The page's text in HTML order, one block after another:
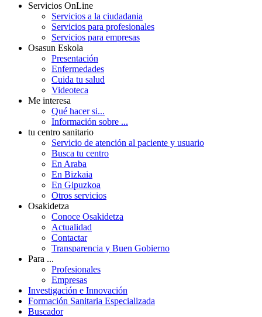
Servicios OnLine
Servicios a la ciudadania
Servicios para profesionales
Servicios para empresas
Osasun Eskola
Presentación
Enfermedades
Cuida tu salud
Videoteca
Me interesa
Qué hacer si...
Información sobre ...
tu centro sanitario
Servicio de atención al paciente y usuario
Busca tu centro
En Araba
En Bizkaia
En Gipuzkoa
Otros servicios
Osakidetza
Conoce Osakidetza
Actualidad
Contactar
Transparencia y Buen Gobierno
Para ...
Profesionales
Empresas
Investigación e Innovación
Formación Sanitaria Especializada
Buscador